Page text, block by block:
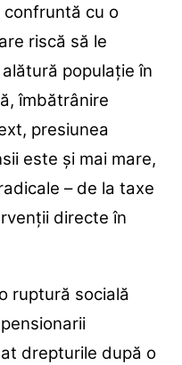
confruntă cu o
riscă să le
populație în
îmbătrânire
presiunea
este și mai mare,
– de la taxe
directe în
ruptură socială
drepturile după o